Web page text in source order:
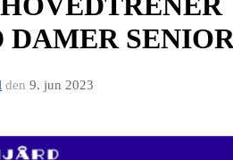
DAMER
den 9. jun 2023